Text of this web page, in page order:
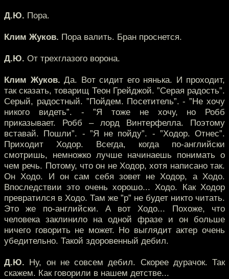
Д.Ю. Пора.
Клим Жуков. Пора валить. Бран проснется.
Д.Ю. От трехглазого ворона.
Клим Жуков. Да. Вот сидит его нянька. И проходит,
так сказать, товарищ Теон Грейджой. ”Серая радость”.
Серый, радостный. ”Пойдем. Посетитель”. - ”Не хочу
никого видеть”. - ”Я тоже не хочу, но Робб
приказывает. Робб – лорд Винтерфелла. Поэтому
вставай. Пошли”. - ”Я не пойду”. - ”Ходор. Отнес”.
Приходит Ходор. Всегда, когда по-английски
смотришь, немножко лучше начинаешь понимать о
чем речь. Потому, что он не Ходор, хотя написано так.
Он Ходо. И он сам себя зовет не Ходор, а Ходо.
Впоследствии это очень хорошо... Ходо. Как Ходор
превратился в Ходо. Там же ”р” не будет никто читать.
Это же по-английски. А вот Ходо... Похоже, что
человека заклинило на одной фразе и он больше
ничего говорить не может. Но выглядит актер очень
убедительно. Такой здоровенный дебил.
Д.Ю. Ну, он не совсем дебил. Скорее дурачок. Так
скажем. Как говорили в нашем детстве...